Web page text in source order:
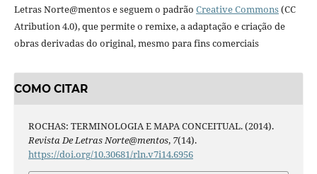
Letras Norte@mentos e seguem o padrão Creative Commons(CC
Atribution 4.0), que permite o remixe, a adaptação e criação de
obras derivadas do original, mesmo para fins comerciais
COMO CITAR
ROCHAS: TERMINOLOGIA E MAPA CONCEITUAL. (2014).
Revista De Letras Norte@mentos, 7(14).
https://doi.org/10.30681/rln.v7i14.6956